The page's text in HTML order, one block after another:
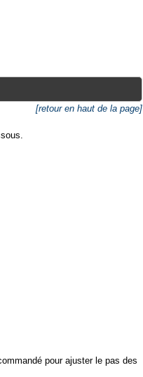
[retour en haut de la page]
pour ajuster le pas des